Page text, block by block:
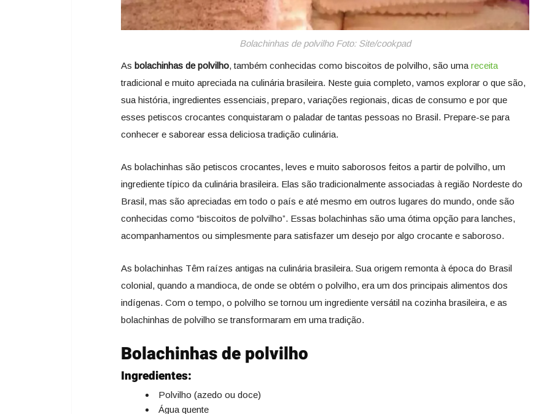
Bolachinhas de polvilho Foto: Site/cookpad
As bolachinhas de polvilho, também conhecidas como biscoitos de polvilho, são uma receita
tradicional e muito apreciada na culinária brasileira. Neste guia completo, vamos explorar o que são,
sua história, ingredientes essenciais, preparo, variações regionais, dicas de consumo e por que
esses petiscos crocantes conquistaram o paladar de tantas pessoas no Brasil. Prepare-se para
conhecer e saborear essa deliciosa tradição culinária.
As bolachinhas são petiscos crocantes, leves e muito saborosos feitos a partir de polvilho, um
ingrediente típico da culinária brasileira. Elas são tradicionalmente associadas à região Nordeste do
Brasil, mas são apreciadas em todo o país e até mesmo em outros lugares do mundo, onde são
conhecidas como “biscoitos de polvilho”. Essas bolachinhas são uma ótima opção para lanches,
acompanhamentos ou simplesmente para satisfazer um desejo por algo crocante e saboroso.
As bolachinhas Têm raízes antigas na culinária brasileira. Sua origem remonta à época do Brasil
colonial, quando a mandioca, de onde se obtém o polvilho, era um dos principais alimentos dos
indígenas. Com o tempo, o polvilho se tornou um ingrediente versátil na cozinha brasileira, e as
bolachinhas de polvilho se transformaram em uma tradição.
Bolachinhas de polvilho
Ingredientes:
Polvilho (azedo ou doce)
Água quente